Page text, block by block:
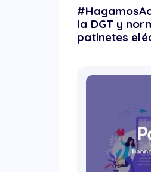
la DGT y
patinetes